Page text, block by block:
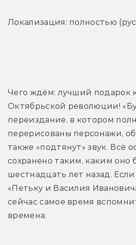
Локализация: полностью
Чего ждём: лучший подарок
Октябрьской революции!
переиздание, в котором
перерисованы персонажи,
также «подтянут» звук. Всё
сохранено таким, каким оно
шестнадцать лет назад.
«Петьку и Василия
сейчас самое время
времена.